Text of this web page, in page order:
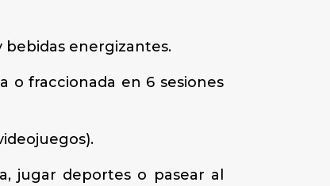
bebidas energizantes.
o fraccionada en 6 sesiones
jugar deportes o pasear al